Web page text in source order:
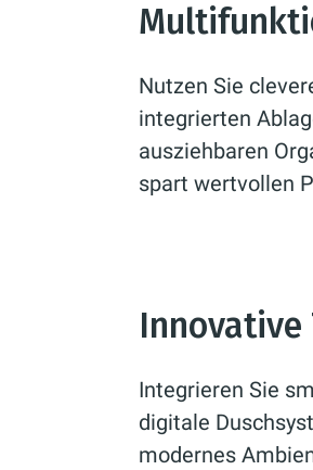
Nutzen Sie
integrierten
ausziehbaren
spart wertvollen
Innovative
Integrieren Sie
digitale
modernes